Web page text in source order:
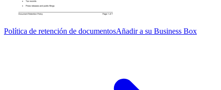
Política de retención de documentosAñadir a su Business Box